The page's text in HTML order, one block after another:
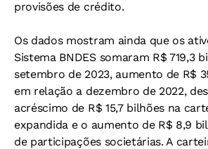
provisões de crédito.
Os dados mostram ainda que os
Sistema BNDES somaram R$ 719,3
setembro de 2023, aumento de R$
em relação a dezembro de 2022,
acréscimo de R$ 15,7 bilhões na
expandida e o aumento de R$ 8,9
de participações societárias. A